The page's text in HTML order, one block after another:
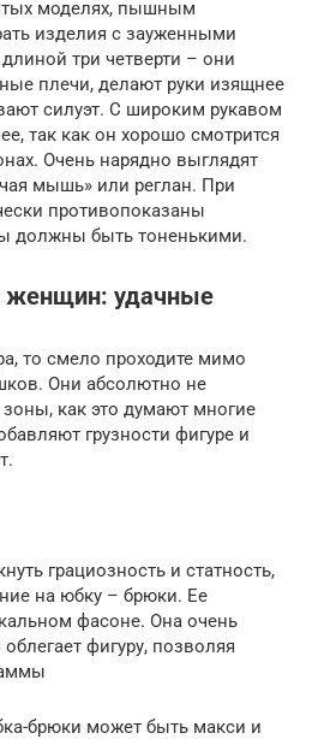
моделях, пышным
изделия с зауженными
три четверти – они
плечи, делают руки изящнее
силуэт. С широким рукавом
так как он хорошо смотрится
Очень нарядно выглядят
мышь» или реглан. При
противопоказаны
должны быть тоненькими.
женщин: удачные
то смело проходите мимо
Они абсолютно не
как это думают многие
грузности фигуре и
грациозность и статность,
на юбку – брюки. Ее
фасоне. Она очень
фигуру, позволяя
брюки может быть макси и